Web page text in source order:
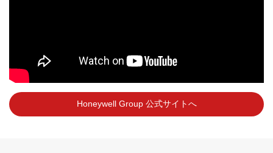
Honeywell Group 公式サイトへ